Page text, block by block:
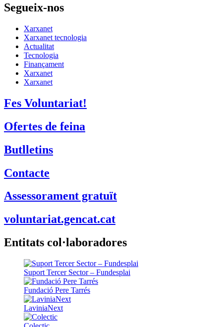
Segueix-nos
Xarxanet
Xarxanet tecnologia
Actualitat
Tecnologia
Finançament
Xarxanet
Xarxanet
Fes Voluntariat!
Ofertes de feina
Butlletins
Contacte
Assessorament gratuït
voluntariat.gencat.cat
Entitats col·laboradores
Suport Tercer Sector – Fundesplai
Fundació Pere Tarrés
LaviniaNext